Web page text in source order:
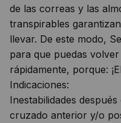
de las correas y las
transpirables
llevar. De este modo,
para que puedas
rápidamente, porque:
Indicaciones:
Inestabilidades
cruzado anterior y/o